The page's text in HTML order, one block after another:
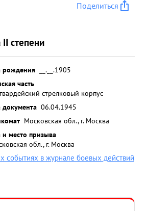
Поделиться
степени
рождения
__.__.1905
часть
стрелковый корпус
документа 06.04.1945
Московская обл., г. Москва
и место призыва
обл., г. Москва
событиях в журнале боевых действий